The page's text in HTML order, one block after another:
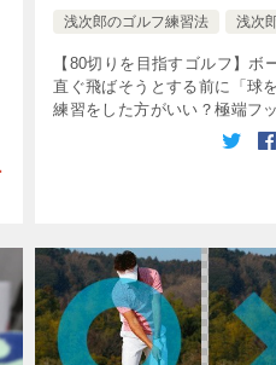
浅次郎のゴルフ練習法 浅次
【80切りを目指すゴルフ】ボ
直ぐ飛ばそうとする前に「球
練習をした方がいい？極端フ
方は？極端スライスの打ち方
「極端に」スイングを変えて